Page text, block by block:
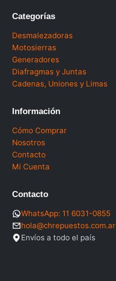
Categorías
Desmalezadoras
Motosierras
Generadores
Diafragmas y Juntas
Cadenas, Uniones y Limas
Información
Cómo Comprar
Nosotros
Contacto
Mi Cuenta
Contacto
WhatsApp: 11 6031-0855
hola@chrepuestos.com.ar
Envíos a todo el país